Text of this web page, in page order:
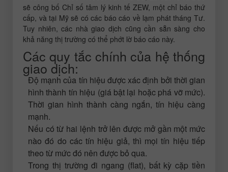
sẽ công bố Chỉ số tâm lý kinh tế ZEW, một chỉ báo thứ
cấp, và tại Mỹ sẽ có các báo cáo về lạm phát tháng Tư.
Tuy nhiên, các nhà giao dịch cũng cần sẵn sàng cho
khả năng thị trường có thể phớt lờ báo cáo này.
Các quy tắc chính của hệ thống
giao dịch:
Độ mạnh của tín hiệu được xác định bởi thời gian
hình thành tín hiệu (giá bật lại hoặc phá vỡ mức).
Thời gian hình thành càng ngắn, tín hiệu càng
mạnh.
Nếu có từ hai lệnh trở lên được mở gần một mức
nào đó do các tín hiệu giả, thì mọi tín hiệu tiếp
theo từ mức đó nên được bỏ qua.
Trong thị trường đi ngang (flat), bất kỳ cặp tiền